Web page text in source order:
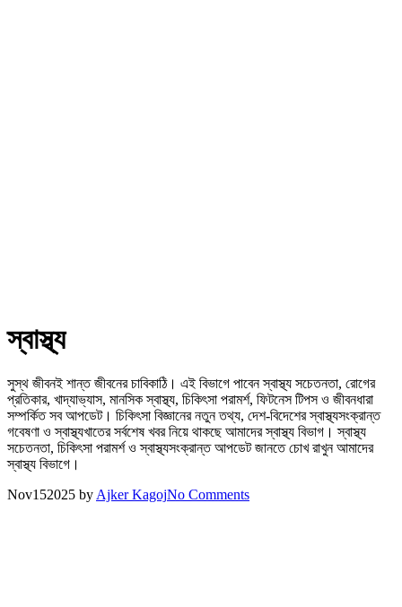
স্বাস্থ্য
সুস্থ জীবনই শান্ত জীবনের চাবিকাঠি। এই বিভাগে পাবেন স্বাস্থ্য সচেতনতা, রোগের
প্রতিকার, খাদ্যাভ্যাস, মানসিক স্বাস্থ্য, চিকিৎসা পরামর্শ, ফিটনেস টিপস ও জীবনধারা
সম্পর্কিত সব আপডেট। চিকিৎসা বিজ্ঞানের নতুন তথ্য, দেশ-বিদেশের স্বাস্থ্যসংক্রান্ত
গবেষণা ও স্বাস্থ্যখাতের সর্বশেষ খবর নিয়ে থাকছে আমাদের স্বাস্থ্য বিভাগ। স্বাস্থ্য
সচেতনতা, চিকিৎসা পরামর্শ ও স্বাস্থ্যসংক্রান্ত আপডেট জানতে চোখ রাখুন আমাদের
স্বাস্থ্য বিভাগে।
Nov152025 by Ajker KagojNo Comments